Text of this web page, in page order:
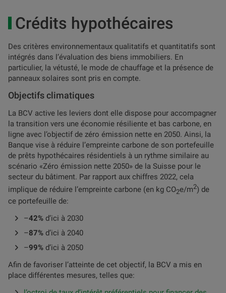
Crédits hypothécaires
Des critères environnementaux qualitatifs et quantitatifs sont
intégrés dans l’évaluation des biens immobiliers. En
particulier, la vétusté, le mode de chauffage et la présence de
panneaux solaires sont pris en compte.
Objectifs climatiques
La BCV active les leviers dont elle dispose pour accompagner
la transition vers une économie résiliente et bas carbone, en
ligne avec l’objectif de zéro émission nette en 2050. Ainsi, la
Banque vise à réduire l’empreinte carbone de son portefeuille
de prêts hypothécaires résidentiels à un rythme similaire au
scénario «Zéro émission nette 2050» de la Suisse pour le
secteur du bâtiment. Par rapport aux chiffres 2022, cela
implique de réduire l’empreinte carbone (en kg CO2e/m2) de
ce portefeuille de:
–42% d’ici à 2030
–87% d’ici à 2040
–99% d’ici à 2050
Afin de favoriser l’atteinte de cet objectif, la BCV a mis en
place différentes mesures, telles que: